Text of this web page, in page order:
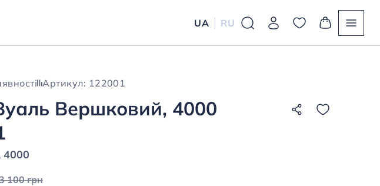
UA RU
Артикул: 122001
Вершковий, 4000
4000
100 грн